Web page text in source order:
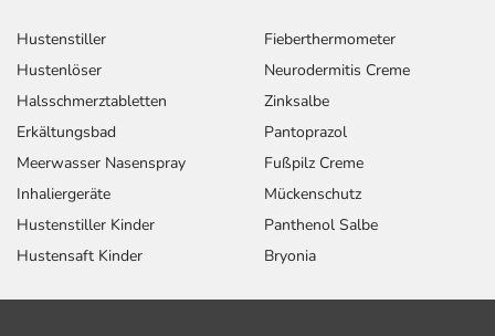
Hustenstiller
Hustenlöser
Halsschmerztabletten
Erkältungsbad
Meerwasser Nasenspray
Inhaliergeräte
Hustenstiller Kinder
Hustensaft Kinder
Fieberthermometer
Neurodermitis Creme
Zinksalbe
Pantoprazol
Fußpilz Creme
Mückenschutz
Panthenol Salbe
Bryonia